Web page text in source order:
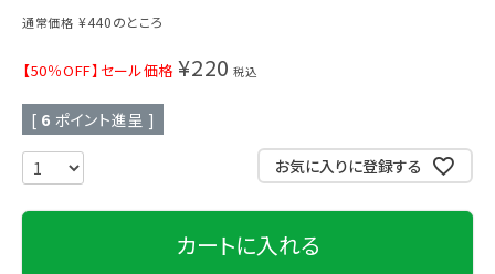
通常価格 ¥440のところ
【50％OFF】セール価格 ¥220 税込
[ 6 ポイント進呈 ]
お気に入りに登録する
カートに入れる